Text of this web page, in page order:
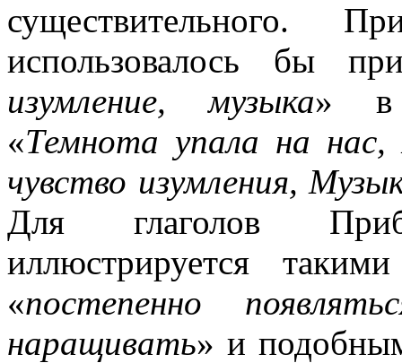
существительного.
использовалось бы
изумление, музыка» в
«Темнота упала на
чувство изумления,
Для глаголов
иллюстрируется
«постепенно
наращивать» и